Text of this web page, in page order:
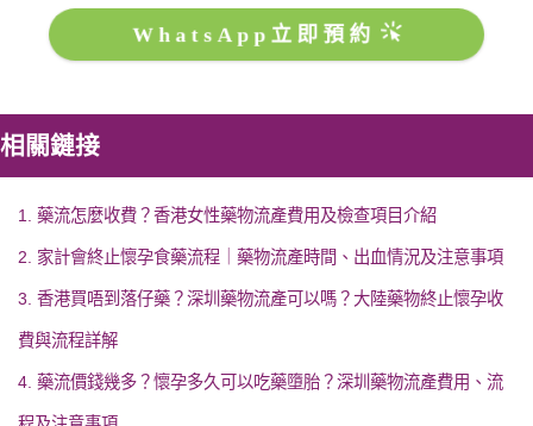
WhatsApp立即預約
相關鏈接
1. 藥流怎麼收費？香港女性藥物流產費用及檢查項目介紹
2. 家計會終止懷孕食藥流程｜藥物流產時間、出血情況及注意事項
3. 香港買唔到落仔藥？深圳藥物流產可以嗎？大陸藥物終止懷孕收
費與流程詳解
4. 藥流價錢幾多？懷孕多久可以吃藥墮胎？深圳藥物流產費用、流